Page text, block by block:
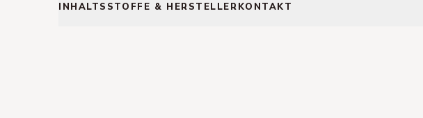
INHALTSSTOFFE & HERSTELLERKONTAKT